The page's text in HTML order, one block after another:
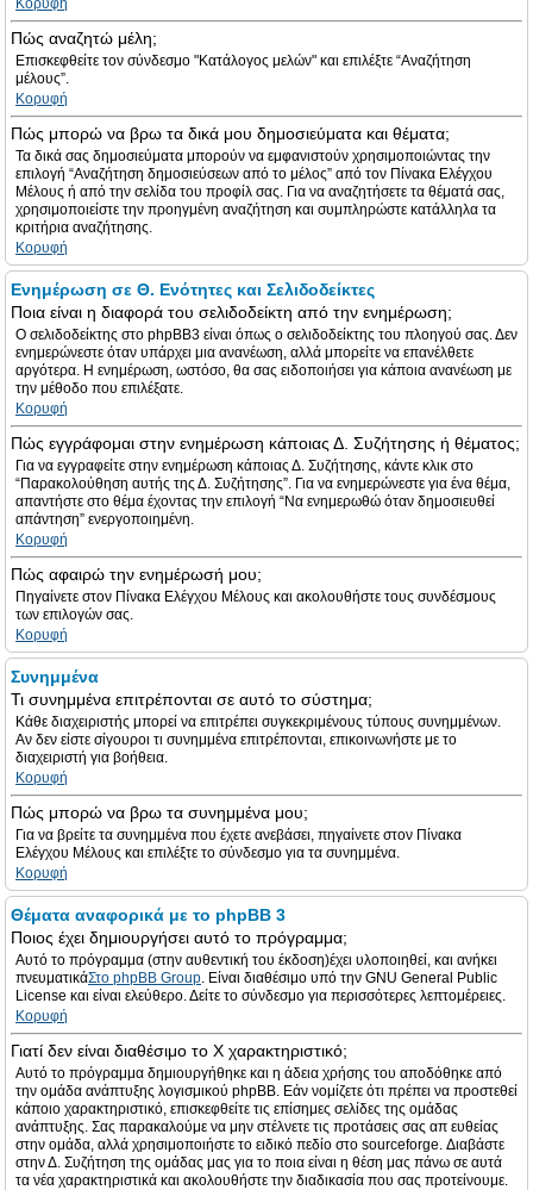
Κορυφή
Πώς αναζητώ μέλη;
Επισκεφθείτε τον σύνδεσμο "Κατάλογος μελών" και επιλέξτε “Αναζήτηση
μέλους”.
Κορυφή
Πώς μπορώ να βρω τα δικά μου δημοσιεύματα και θέματα;
Τα δικά σας δημοσιεύματα μπορούν να εμφανιστούν χρησιμοποιώντας την
επιλογή “Αναζήτηση δημοσιεύσεων από το μέλος” από τον Πίνακα Ελέγχου
Μέλους ή από την σελίδα του προφίλ σας. Για να αναζητήσετε τα θέματά σας,
χρησιμοποιείστε την προηγμένη αναζήτηση και συμπληρώστε κατάλληλα τα
κριτήρια αναζήτησης.
Κορυφή
Ενημέρωση σε Θ. Ενότητες και Σελιδοδείκτες
Ποια είναι η διαφορά του σελιδοδείκτη από την ενημέρωση;
Ο σελιδοδείκτης στο phpBB3 είναι όπως ο σελιδοδείκτης του πλοηγού σας. Δεν
ενημερώνεστε όταν υπάρχει μια ανανέωση, αλλά μπορείτε να επανέλθετε
αργότερα. Η ενημέρωση, ωστόσο, θα σας ειδοποιήσει για κάποια ανανέωση με
την μέθοδο που επιλέξατε.
Κορυφή
Πώς εγγράφομαι στην ενημέρωση κάποιας Δ. Συζήτησης ή θέματος;
Για να εγγραφείτε στην ενημέρωση κάποιας Δ. Συζήτησης, κάντε κλικ στο
“Παρακολούθηση αυτής της Δ. Συζήτησης”. Για να ενημερώνεστε για ένα θέμα,
απαντήστε στο θέμα έχοντας την επιλογή “Να ενημερωθώ όταν δημοσιευθεί
απάντηση” ενεργοποιημένη.
Κορυφή
Πώς αφαιρώ την ενημέρωσή μου;
Πηγαίνετε στον Πίνακα Ελέγχου Μέλους και ακολουθήστε τους συνδέσμους
των επιλογών σας.
Κορυφή
Συνημμένα
Τι συνημμένα επιτρέπονται σε αυτό το σύστημα;
Κάθε διαχειριστής μπορεί να επιτρέπει συγκεκριμένους τύπους συνημμένων.
Αν δεν είστε σίγουροι τι συνημμένα επιτρέπονται, επικοινωνήστε με το
διαχειριστή για βοήθεια.
Κορυφή
Πώς μπορώ να βρω τα συνημμένα μου;
Για να βρείτε τα συνημμένα που έχετε ανεβάσει, πηγαίνετε στον Πίνακα
Ελέγχου Μέλους και επιλέξτε το σύνδεσμο για τα συνημμένα.
Κορυφή
Θέματα αναφορικά με το phpBB 3
Ποιος έχει δημιουργήσει αυτό το πρόγραμμα;
Αυτό το πρόγραμμα (στην αυθεντική του έκδοση)έχει υλοποιηθεί, και ανήκει
πνευματικάΣτο phpBB Group. Είναι διαθέσιμο υπό την GNU General Public
License και είναι ελεύθερο. Δείτε το σύνδεσμο για περισσότερες λεπτομέρειες.
Κορυφή
Γιατί δεν είναι διαθέσιμο το Χ χαρακτηριστικό;
Αυτό το πρόγραμμα δημιουργήθηκε και η άδεια χρήσης του αποδόθηκε από
την ομάδα ανάπτυξης λογισμικού phpBB. Εάν νομίζετε ότι πρέπει να προστεθεί
κάποιο χαρακτηριστικό, επισκεφθείτε τις επίσημες σελίδες της ομάδας
ανάπτυξης. Σας παρακαλούμε να μην στέλνετε τις προτάσεις σας απ ευθείας
στην ομάδα, αλλά χρησιμοποιήστε το ειδικό πεδίο στο sourceforge. Διαβάστε
στην Δ. Συζήτηση της ομάδας μας για το ποια είναι η θέση μας πάνω σε αυτά
τα νέα χαρακτηριστικά και ακολουθήστε την διαδικασία που σας προτείνουμε.